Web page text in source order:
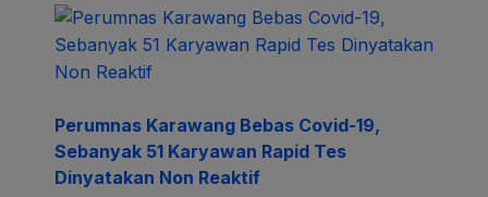
Perumnas Karawang Bebas Covid-19,
Sebanyak 51 Karyawan Rapid Tes
Dinyatakan Non Reaktif